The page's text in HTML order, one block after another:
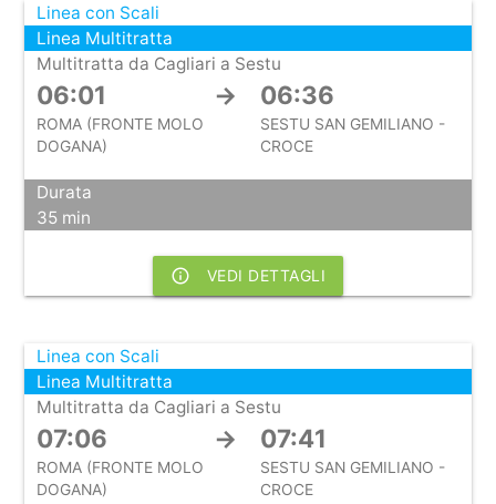
Linea con Scali
Linea Multitratta
Multitratta da Cagliari a Sestu
06:01 → 06:36
ROMA (FRONTE MOLO
DOGANA)
SESTU SAN GEMILIANO -
CROCE
Durata
35 min
info_outline VEDI DETTAGLI
Linea con Scali
Linea Multitratta
Multitratta da Cagliari a Sestu
07:06 → 07:41
ROMA (FRONTE MOLO
DOGANA)
SESTU SAN GEMILIANO -
CROCE